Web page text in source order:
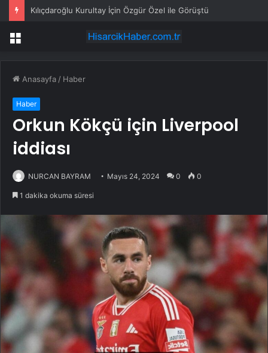
Kılıçdaroğlu Kurultay İçin Özgür Özel ile Görüştü
Menü
Anasayfa / Haber
Haber
Orkun Kökçü için Liverpool
iddiası
NURCAN BAYRAM Mayıs 24, 2024 0 0
1 dakika okuma süresi